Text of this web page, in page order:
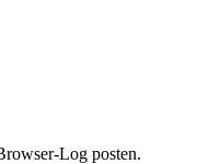
Log posten.